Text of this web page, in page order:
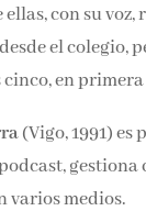
ellas, con su
amigas desde
Las
(Vigo, 1991)
varios medios.